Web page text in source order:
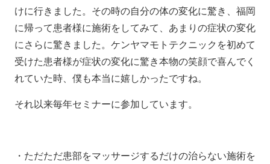
けに行きました。その時の自分の体の変化に驚き、福岡
に帰って患者様に施術をしてみて、あまりの症状の変化
にさらに驚きました。ケンヤマモトテクニックを初めて
受けた患者様が症状の変化に驚き本物の笑顔で喜んでく
れていた時、僕も本当に嬉しかったですね。
それ以来毎年セミナーに参加しています。
・ただただ患部をマッサージするだけの治らない施術を